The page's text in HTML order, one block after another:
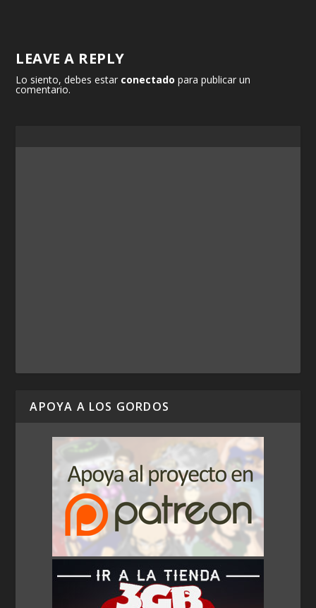
LEAVE A REPLY
Lo siento, debes estar conectado para publicar un
comentario.
APOYA A LOS GORDOS